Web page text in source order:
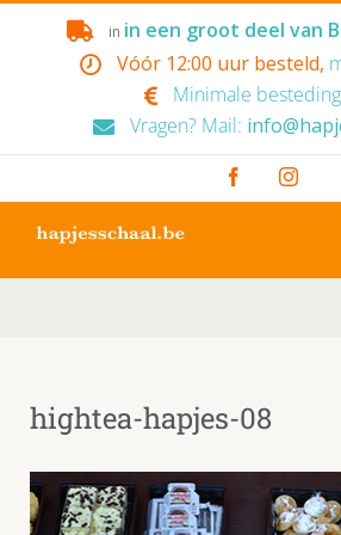
in in een groot deel van
Vóór 12:00 uur besteld,
Minimale besteding
Vragen? Mail:
Facebook
hightea-hapjes-08